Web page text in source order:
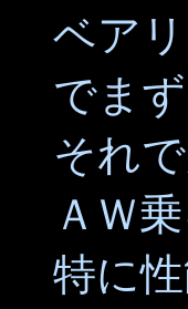
ベア
でま
それ
ＡＷ
特に